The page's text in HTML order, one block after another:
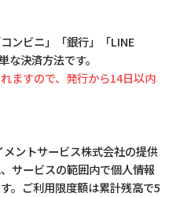
ンビニ」「銀行」「LINE
決済方法です。
ますので、発行から14日以内
ントサービス株式会社の提供
サービスの範囲内で個人情報
。ご利用限度額は累計残高で5